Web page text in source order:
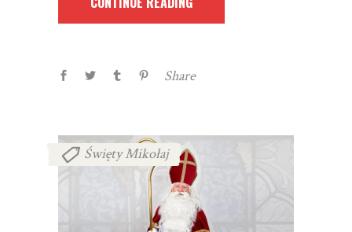
Share
Święty Mikołaj